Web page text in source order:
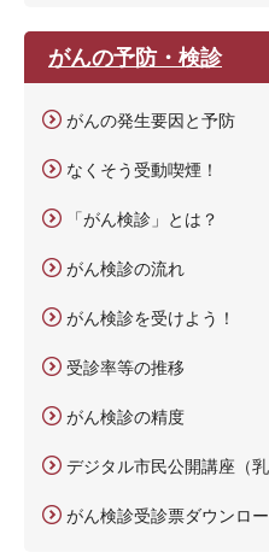
がんの予防・検診
がんの発生要因と予防
なくそう受動喫煙！
「がん検診」とは？
がん検診の流れ
がん検診を受けよう！
受診率等の推移
がん検診の精度
デジタル市民公開講座（乳
がん検診受診票ダウンロ